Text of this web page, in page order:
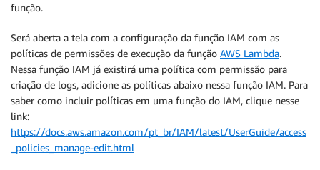
função.
Será aberta a tela com a configuração da função IAM com as
políticas de permissões de execução da função AWS Lambda.
Nessa função IAM já existirá uma política com permissão para
criação de logs, adicione as políticas abaixo nessa função IAM. Para
saber como incluir políticas em uma função do IAM, clique nesse
link:
https://docs.aws.amazon.com/pt_br/IAM/latest/UserGuide/access
_policies_manage-edit.html